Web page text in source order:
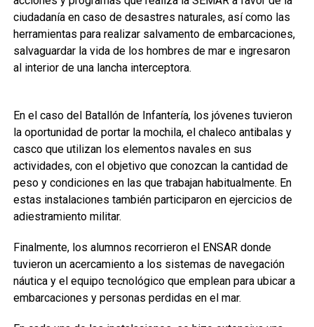
ciudadanía en caso de desastres naturales, así como las
herramientas para realizar salvamento de embarcaciones,
salvaguardar la vida de los hombres de mar e ingresaron
al interior de una lancha interceptora.
En el caso del Batallón de Infantería, los jóvenes tuvieron
la oportunidad de portar la mochila, el chaleco antibalas y
casco que utilizan los elementos navales en sus
actividades, con el objetivo que conozcan la cantidad de
peso y condiciones en las que trabajan habitualmente. En
estas instalaciones también participaron en ejercicios de
adiestramiento militar.
Finalmente, los alumnos recorrieron el ENSAR donde
tuvieron un acercamiento a los sistemas de navegación
náutica y el equipo tecnológico que emplean para ubicar a
embarcaciones y personas perdidas en el mar.